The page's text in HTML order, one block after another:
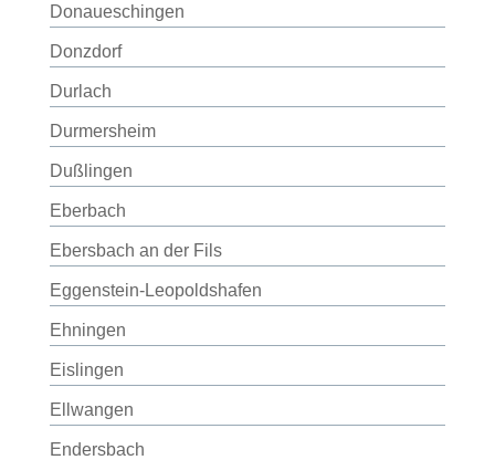
Donaueschingen
Donzdorf
Durlach
Durmersheim
Dußlingen
Eberbach
Ebersbach an der Fils
Eggenstein-Leopoldshafen
Ehningen
Eislingen
Ellwangen
Endersbach